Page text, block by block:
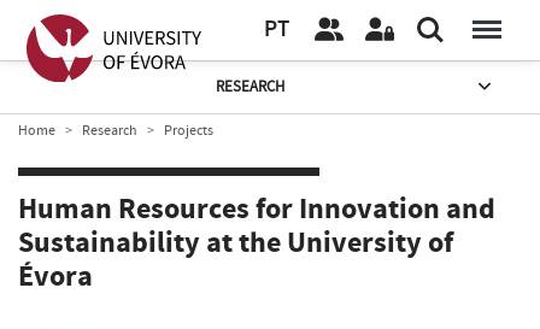
PT
RESEARCH
Home Research Projects
Human Resources for Innovation and
Sustainability at the University of
Évora